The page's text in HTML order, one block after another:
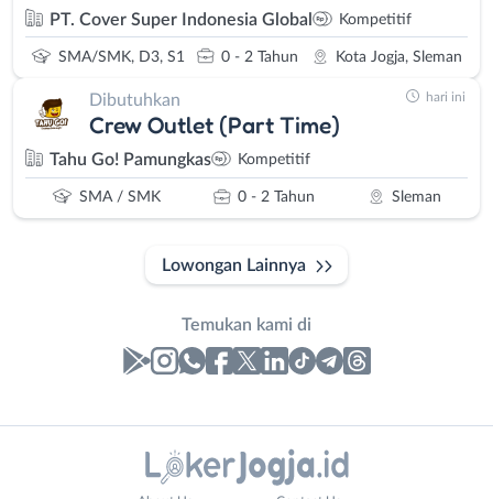
PT. Cover Super Indonesia Global Kompetitif
SMA/SMK, D3, S1 0 - 2 Tahun Kota Jogja, Sleman
Dibutuhkan
Crew Outlet (Part Time)
Tahu Go! Pamungkas Kompetitif
SMA / SMK 0 - 2 Tahun Sleman
hari ini
Lowongan Lainnya
Temukan kami di